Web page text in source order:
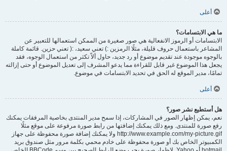
أعلى
ما هي الابتسامات؟
الابتسامات أو الرموز الانفعالية هي صور صغيرة من الممكن استعمالها للتعبير عن
المشاعر باستعمال حروف قليلة، مثلًا الرمزين :) تعني سعيد، :( تعني حزين. قائمة كاملة
بالوجوه موجودة عند تقديم موضوع أو رد جديد، حاول ألاّ تكثر من استعمال الوجوه، فقد
يجعل هذا الموضوع غير قابل للقراءة مما يدعو المشرف إلى تعديل الموضوع أو حتى إزالته
تمامًا، مدير الموقع له الحق في تحديد الابتسامات في موضوع.
أعلى
هل أستطيع نشر صور؟
نعم، يمكن إظهار الصور في المشاركات، إذا سمح مدير المنتدى بخاصية المرفقات يمكنك
رفع صورة للمنتدى. ومع ذلك يمكنك إضافتها من رابط صورة مرفوعة على موقع مثلًا
http://www.example.com/my-picture.gif ولا يمكنك إضافة صورة محفوظة على جهاز
الكمبيوتر الخاص بك أو صورة محفوظة على خادم محمي بكلمة مرور مثل صندوق بريد